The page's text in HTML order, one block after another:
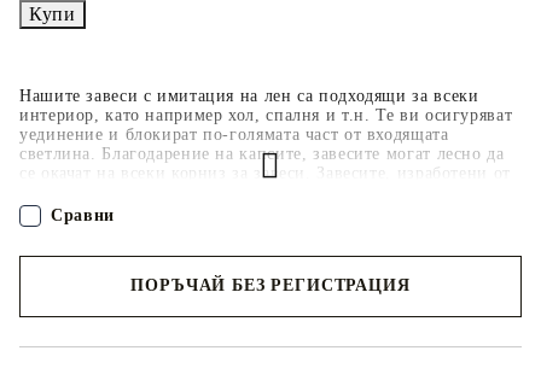
Нашите завеси с имитация на лен са подходящи за всеки
интериор, като например хол, спалня и т.н. Те ви осигуряват
уединение и блокират по-голямата част от входящата
светлина. Благодарение на капсите, завесите могат лесно да
се окачат на всеки корниз за завеси. Завесите, изработени от
могат да се перат в пералня. Моля, обърнете внимание:
Корнизът за завеси не е включен.
ПОРЪЧАЙ БЕЗ РЕГИСТРАЦИЯ
Сравни